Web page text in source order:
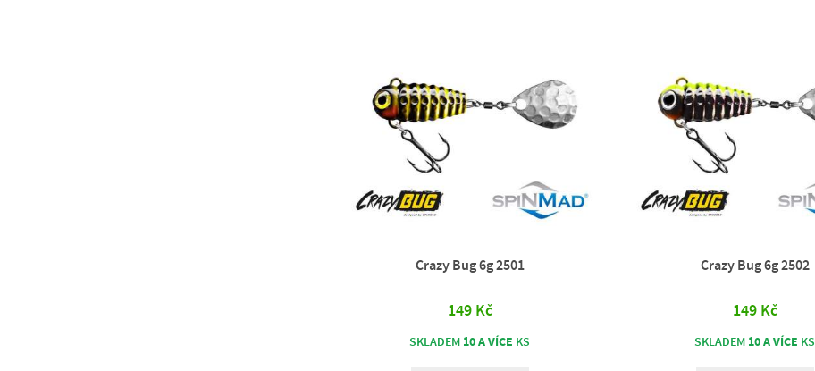
Crazy Bug 6g 2501
149 Kč
SKLADEM 10 A VÍCE KS
Crazy Bug 6g 2502
149 Kč
SKLADEM 10 A VÍCE KS